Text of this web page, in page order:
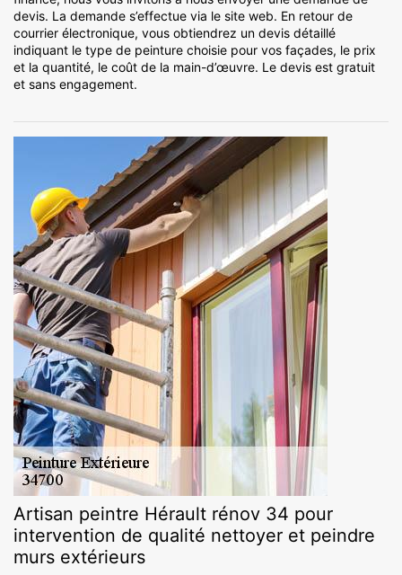
devis. La demande s’effectue via le site web. En retour de
courrier électronique, vous obtiendrez un devis détaillé
indiquant le type de peinture choisie pour vos façades, le prix
et la quantité, le coût de la main-d’œuvre. Le devis est gratuit
et sans engagement.
Artisan peintre Hérault rénov 34 pour
intervention de qualité nettoyer et peindre
murs extérieurs